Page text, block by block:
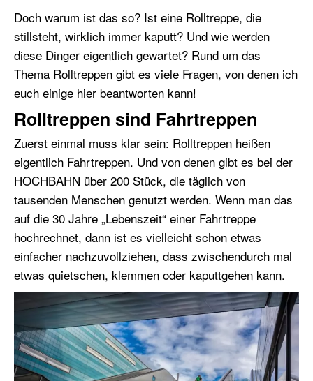
Doch warum ist das so? Ist eine Rolltreppe, die
stillsteht, wirklich immer kaputt? Und wie werden
diese Dinger eigentlich gewartet? Rund um das
Thema Rolltreppen gibt es viele Fragen, von denen ich
euch einige hier beantworten kann!
Rolltreppen sind Fahrtreppen
Zuerst einmal muss klar sein: Rolltreppen heißen
eigentlich Fahrtreppen. Und von denen gibt es bei der
HOCHBAHN über 200 Stück, die täglich von
tausenden Menschen genutzt werden. Wenn man das
auf die 30 Jahre „Lebenszeit“ einer Fahrtreppe
hochrechnet, dann ist es vielleicht schon etwas
einfacher nachzuvollziehen, dass zwischendurch mal
etwas quietschen, klemmen oder kaputtgehen kann.